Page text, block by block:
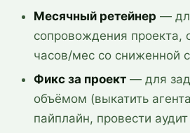
Месячный ретейнер —
сопровождения проекта,
часов/мес со сниженной
Фикс за проект — для
объёмом (выкатить
пайплайн, провести аудит